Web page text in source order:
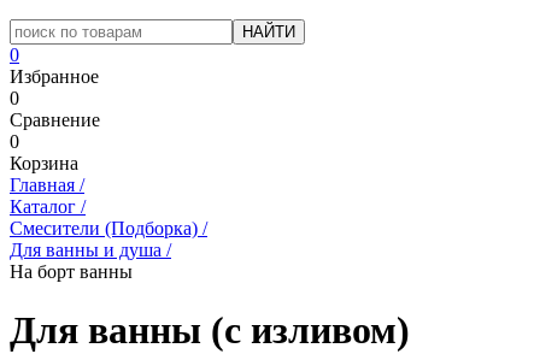
0
Избранное
0
Сравнение
0
Корзина
Главная /
Каталог /
Смесители (Подборка) /
Для ванны и душа /
На борт ванны
Для ванны (с изливом)